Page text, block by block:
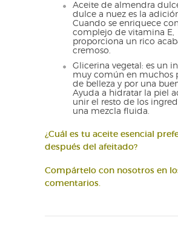
Aceite de almendra
dulce a nuez es la
Cuando se enriquece
complejo de vitamina E,
proporciona un rico
cremoso.
Glicerina vegetal: es un
muy común en muchos
de belleza y por una
Ayuda a hidratar la piel
unir el resto de los
una mezcla fluida.
¿Cuál es tu aceite esencial
después del afeitado?
Compártelo con nosotros en
comentarios.